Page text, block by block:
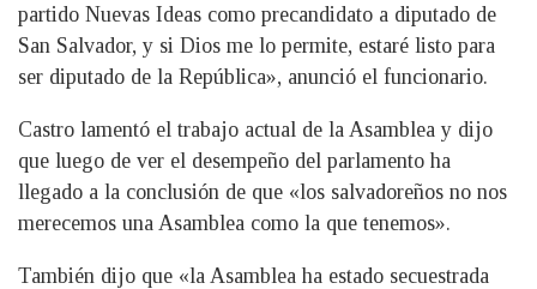
partido Nuevas Ideas como precandidato a diputado de
San Salvador, y si Dios me lo permite, estaré listo para
ser diputado de la República», anunció el funcionario.
Castro lamentó el trabajo actual de la Asamblea y dijo
que luego de ver el desempeño del parlamento ha
llegado a la conclusión de que «los salvadoreños no nos
merecemos una Asamblea como la que tenemos».
También dijo que «la Asamblea ha estado secuestrada